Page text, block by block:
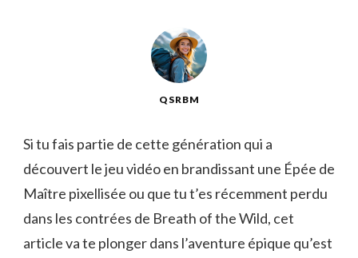
QSRBM
Si tu fais partie de cette génération qui a
découvert le jeu vidéo en brandissant une Épée de
Maître pixellisée ou que tu t’es récemment perdu
dans les contrées de Breath of the Wild, cet
article va te plonger dans l’aventure épique qu’est